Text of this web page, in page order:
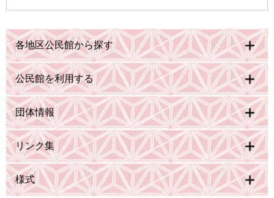
各地区公民館から探す
公民館を利用する
団体情報
リンク集
様式